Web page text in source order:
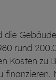
die
rund
Kosten zu